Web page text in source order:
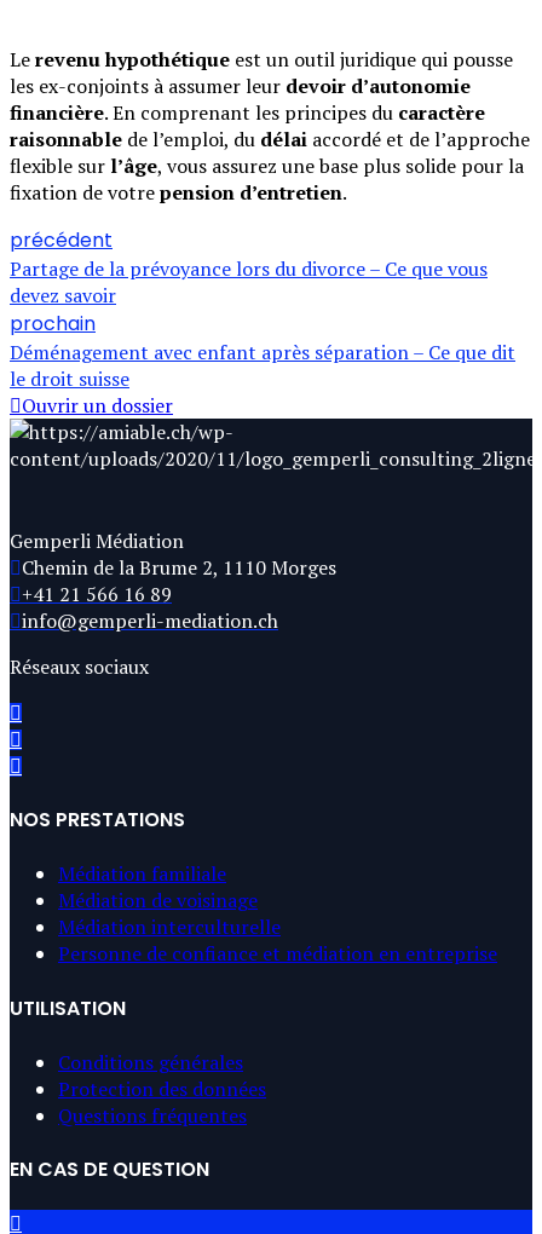
Lerevenu hypothétique est un outil juridique qui pousse
les ex-conjoints à assumer leur devoir d’autonomie
financière. En comprenant les principes du caractère
raisonnable de l’emploi, du délai accordé et de l’approche
flexible sur l’âge, vous assurez une base plus solide pour la
fixation de votrepension d’entretien.
précédent
Partage de la prévoyance lors du divorce – Ce que vous
devez savoir
prochain
Déménagement avec enfant après séparation – Ce que dit
le droit suisse
Ouvrir un dossier
Gemperli Médiation
Chemin de la Brume 2, 1110 Morges
+41 21 566 16 89
info@gemperli-mediation.ch
Réseaux sociaux
NOS PRESTATIONS
Médiation familiale
Médiation de voisinage
Médiation interculturelle
Personne de confiance et médiation en entreprise
UTILISATION
Conditions générales
Protection des données
Questions fréquentes
EN CAS DE QUESTION